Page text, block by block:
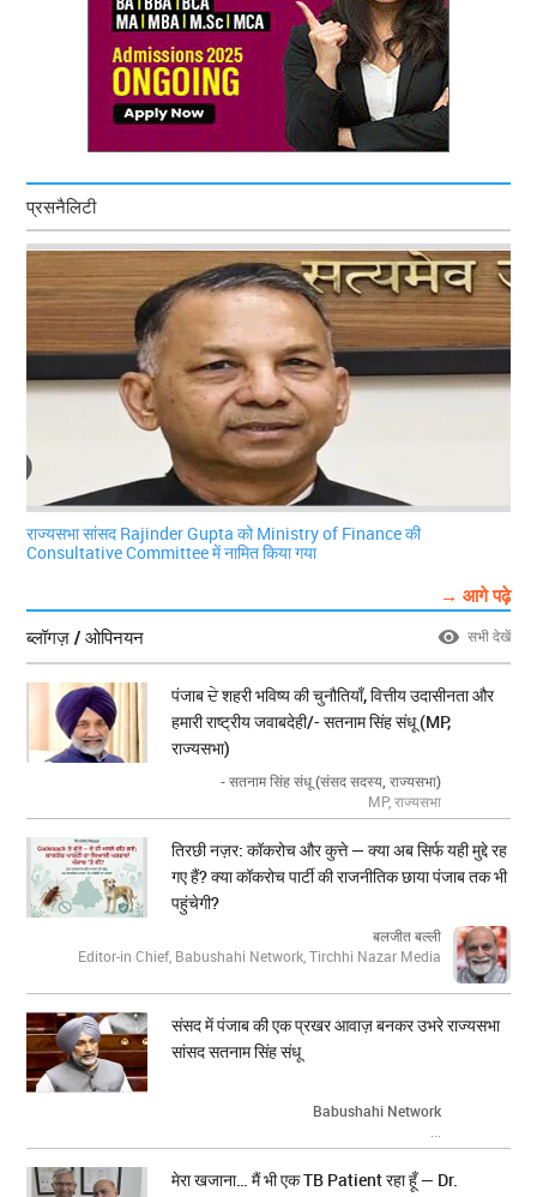
प्रसनैलिटी
राज्यसभा सांसद Rajinder Gupta को Ministry of Finance की
Consultative Committee में नामित किया गया
→ आगे पढ़े
ब्लॉगज़ / ओपिनयन
सभी देखें
पंजाब ਦੇ शहरी भविष्य की चुनौतियाँ, वित्तीय उदासीनता और
हमारी राष्ट्रीय जवाबदेही/- सतनाम सिंह संधू (MP,
राज्यसभा)
- सतनाम सिंह संधू (संसद सदस्य, राज्यसभा)
MP, राज्यसभा
तिरछी नज़र: कॉकरोच और कुत्ते — क्या अब सिर्फ यही मुद्दे रह
गए हैं? क्या कॉकरोच पार्टी की राजनीतिक छाया पंजाब तक भी
पहुंचेगी?
बलजीत बल्ली
Editor-in Chief, Babushahi Network, Tirchhi Nazar Media
संसद में पंजाब की एक प्रखर आवाज़ बनकर उभरे राज्यसभा
सांसद सतनाम सिंह संधू
Babushahi Network
...
मेरा खजाना… मैं भी एक TB Patient रहा हूँ — Dr.